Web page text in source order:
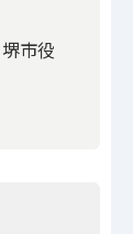
市役